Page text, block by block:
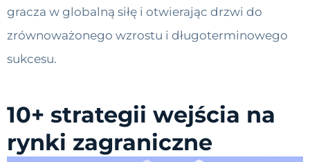
gracza w globalną siłę i otwierając drzwi do
zrównoważonego wzrostu i długoterminowego
sukcesu.
10+ strategii wejścia na
rynki zagraniczne